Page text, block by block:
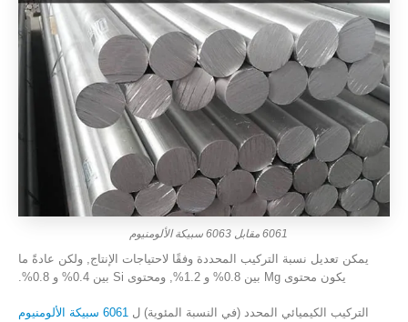
6061 مقابل 6063 سبيكة الألومنيوم
يمكن تعديل نسبة التركيب المحددة وفقًا لاحتياجات الإنتاج, ولكن عادةً ما
يكون محتوى Mg بين 0.8% و 1.2%, ومحتوى Si بين 0.4% و 0.8%.
التركيب الكيميائي المحدد (في النسبة المئوية) ل 6061 سبيكة الألومنيوم